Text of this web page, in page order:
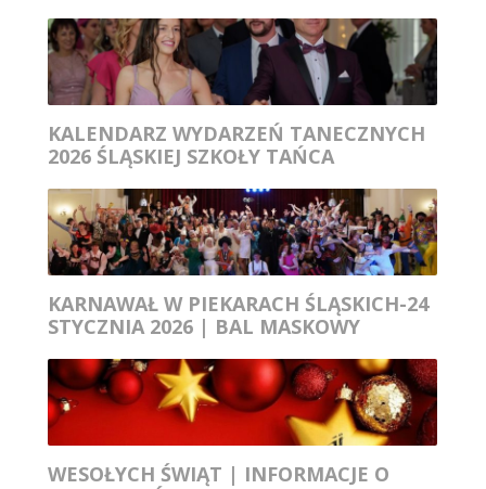
KALENDARZ WYDARZEŃ TANECZNYCH
2026 ŚLĄSKIEJ SZKOŁY TAŃCA
KARNAWAŁ W PIEKARACH ŚLĄSKICH-24
STYCZNIA 2026 | BAL MASKOWY
WESOŁYCH ŚWIĄT | INFORMACJE O